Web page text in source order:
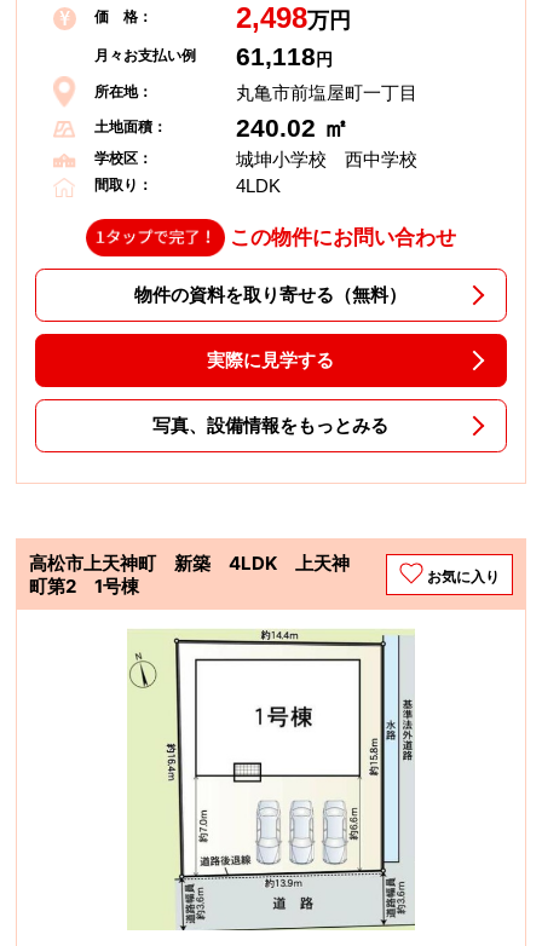
価 格： 2,498万円
月々お支払い例 61,118 円
所在地： 丸亀市前塩屋町一丁目
土地面積： 240.02 ㎡
学校区： 城坤小学校 西中学校
間取り： 4LDK
この物件にお問い合わせ
物件の資料を取り寄せる（無料）
実際に見学する
写真、設備情報をもっとみる
高松市上天神町 新築 4LDK 上天神
町第2 1号棟
お気に入り